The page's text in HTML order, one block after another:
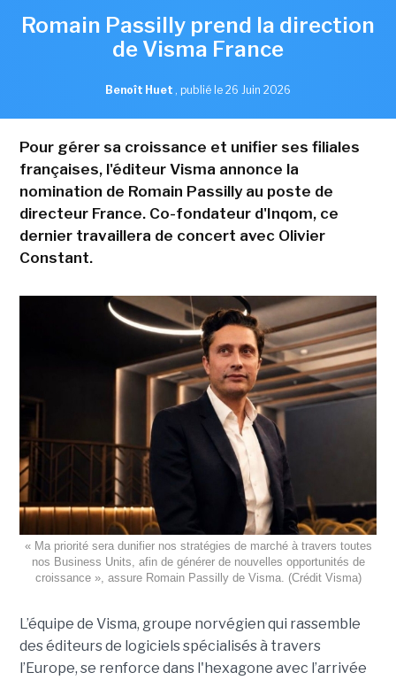
Romain Passilly prend la direction
de Visma France
Benoît Huet , publié le 26 Juin 2026
Pour gérer sa croissance et unifier ses filiales
françaises, l'éditeur Visma annonce la
nomination de Romain Passilly au poste de
directeur France. Co-fondateur d'Inqom, ce
dernier travaillera de concert avec Olivier
Constant.
« Ma priorité sera dunifier nos stratégies de marché à travers toutes
nos Business Units, afin de générer de nouvelles opportunités de
croissance », assure Romain Passilly de Visma. (Crédit Visma)
L’équipe de Visma, groupe norvégien qui rassemble
des éditeurs de logiciels spécialisés à travers
l’Europe, se renforce dans l'hexagone avec l’arrivée